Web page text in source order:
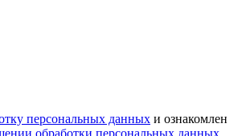
персональных данных и ознакомлен
обработки персональных данных